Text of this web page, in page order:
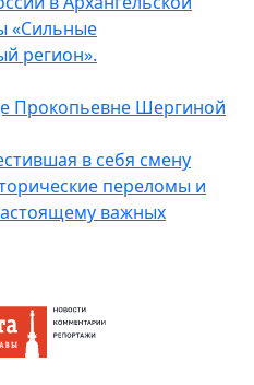
«Сильные
регион».
Прокопьевне Шергиной
в себя смену
переломы и
важных